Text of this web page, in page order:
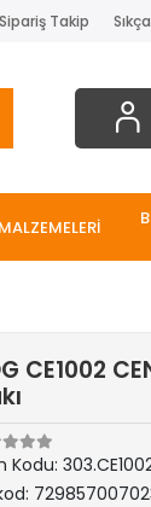
Sipariş Takip
CE1002
Kodu: